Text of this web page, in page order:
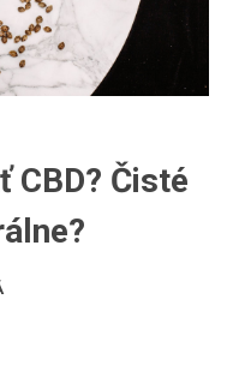
CBD? Čisté